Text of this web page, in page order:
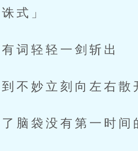
式」
词轻轻一剑斩出
不妙立刻向左右散
脑袋没有第一时间